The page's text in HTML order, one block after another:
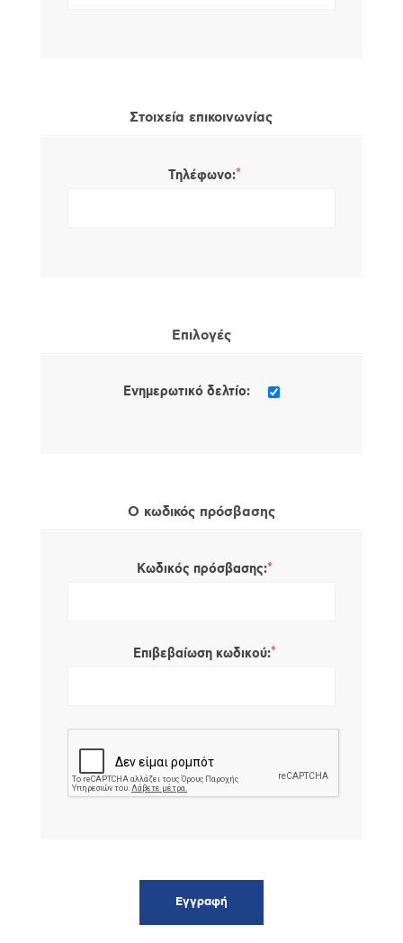
Στοιχεία επικοινωνίας
Τηλέφωνο:*
Επιλογές
Ενημερωτικό δελτίο:
Ο κωδικός πρόσβασης
Κωδικός πρόσβασης:*
Επιβεβαίωση κωδικού:*